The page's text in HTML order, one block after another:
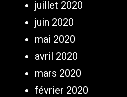
juillet 2020
juin 2020
mai 2020
avril 2020
mars 2020
février 2020